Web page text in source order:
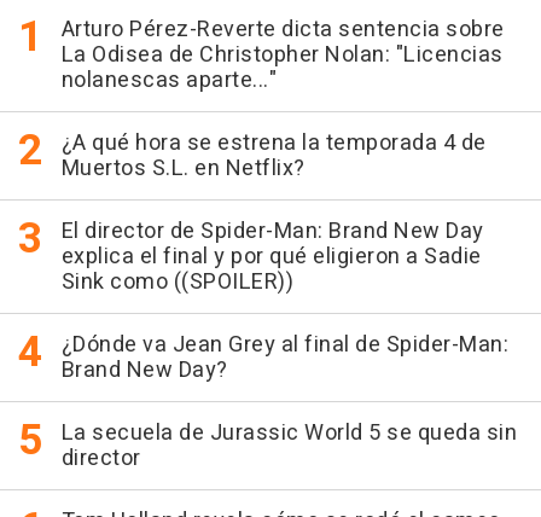
Arturo Pérez-Reverte dicta sentencia sobre
La Odisea de Christopher Nolan: "Licencias
nolanescas aparte..."
¿A qué hora se estrena la temporada 4 de
Muertos S.L. en Netflix?
El director de Spider-Man: Brand New Day
explica el final y por qué eligieron a Sadie
Sink como ((SPOILER))
¿Dónde va Jean Grey al final de Spider-Man:
Brand New Day?
La secuela de Jurassic World 5 se queda sin
director